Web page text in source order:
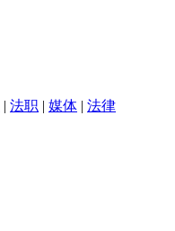
| 法职 | 媒体 | 法律